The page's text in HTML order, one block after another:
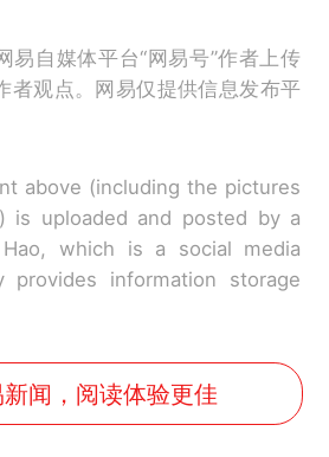
易自媒体平台“网易号”作者上传
者观点。网易仅提供信息发布平
above (including the pictures
is uploaded and posted by a
which is a social media
provides information storage
闻，阅读体验更佳